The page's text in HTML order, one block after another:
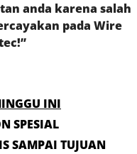
anda karena salah
pada Wire
INI
SPESIAL
SAMPAI TUJUAN